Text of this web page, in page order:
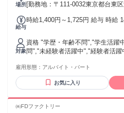
場所口徒歩約1分、東京メトロ銀座線
[勤務地：〒111-0032東京都台東
給与
時給1,400円～1,725円 給与 時給
食事補助制度 勤務初日からメニ
す ★仕事を覚えれば覚えるほど
UP（研修期間終了後から） 例）
が最大140円UP ★月収10万円を稼
支給(定期範囲除く) ※自転車通勤
（社内規定に準ずる） 交通費：通勤交通費全額支給 (定期範
囲除く)※自転車通勤は月1000円
準ずる）
対象
資格 "学歴・年齢不問","学生活躍
問","未経験者活躍中","経験者活躍
雇用形態： アルバイト・パート
お気に入り
㈱FDファクトリー